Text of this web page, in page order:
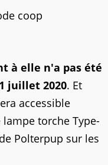
coop
à elle n'a pas été
juillet 2020. Et
accessible
torche Type-
Polterpup sur les